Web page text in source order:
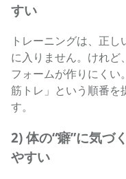
すい
トレーニングは、正
に入りません。けれど
フォームが作りにくい
筋トレ」という順番を
す。
2) 体の“癖”に気づ
やすい